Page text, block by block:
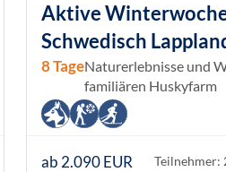
Aktive
Schwedisch
8 TageNaturerlebnisse und
familiären Huskyfarm
ab 2.090 EUR Teilnehmer: